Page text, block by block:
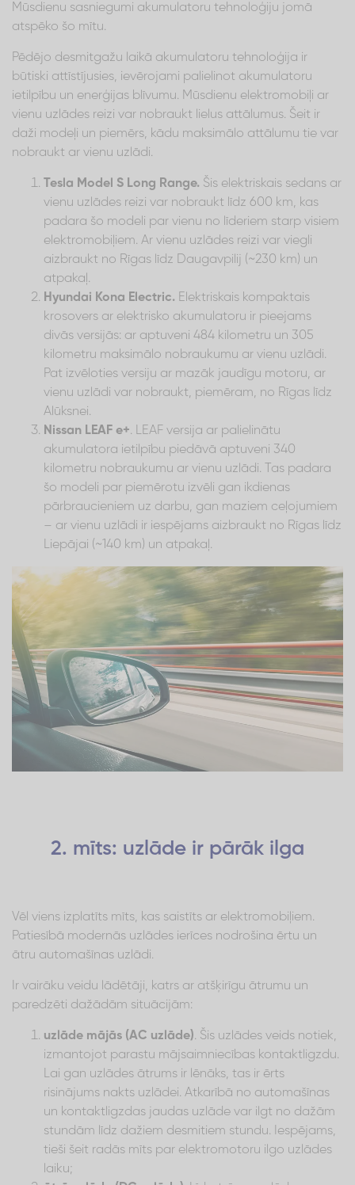
Mūsdienu sasniegumi akumulatoru tehnoloģiju jomā
atspēko šo mītu.
Pēdējo desmitgažu laikā akumulatoru tehnoloģija ir
būtiski attīstījusies, ievērojami palielinot akumulatoru
ietilpību un enerģijas blīvumu. Mūsdienu elektromobiļi ar
vienu uzlādes reizi var nobraukt lielus attālumus. Šeit ir
daži modeļi un piemērs, kādu maksimālo attālumu tie var
nobraukt ar vienu uzlādi.
Tesla Model S Long Range. Šis elektriskais sedans ar
vienu uzlādes reizi var nobraukt līdz 600 km, kas
padara šo modeli par vienu no līderiem starp visiem
elektromobiļiem. Ar vienu uzlādes reizi var viegli
aizbraukt no Rīgas līdz Daugavpilij (~230 km) un
atpakaļ.
Hyundai Kona Electric. Elektriskais kompaktais
krosovers ar elektrisko akumulatoru ir pieejams
divās versijās: ar aptuveni 484 kilometru un 305
kilometru maksimālo nobraukumu ar vienu uzlādi.
Pat izvēloties versiju ar mazāk jaudīgu motoru, ar
vienu uzlādi var nobraukt, piemēram, no Rīgas līdz
Alūksnei.
Nissan LEAF e+. LEAF versija ar palielinātu
akumulatora ietilpību piedāvā aptuveni 340
kilometru nobraukumu ar vienu uzlādi. Tas padara
šo modeli par piemērotu izvēli gan ikdienas
pārbraucieniem uz darbu, gan maziem ceļojumiem
– ar vienu uzlādi ir iespējams aizbraukt no Rīgas līdz
Liepājai (~140 km) un atpakaļ.
2. mīts: uzlāde ir pārāk ilga
Vēl viens izplatīts mīts, kas saistīts ar elektromobiļiem.
Patiesībā modernās uzlādes ierīces nodrošina ērtu un
ātru automašīnas uzlādi.
Ir vairāku veidu lādētāji, katrs ar atšķirīgu ātrumu un
paredzēti dažādām situācijām:
uzlāde mājās (AC uzlāde). Šis uzlādes veids notiek,
izmantojot parastu mājsaimniecības kontaktligzdu.
Lai gan uzlādes ātrums ir lēnāks, tas ir ērts
risinājums nakts uzlādei. Atkarībā no automašīnas
un kontaktligzdas jaudas uzlāde var ilgt no dažām
stundām līdz dažiem desmitiem stundu. Iespējams,
tieši šeit radās mīts par elektromotoru ilgo uzlādes
laiku;